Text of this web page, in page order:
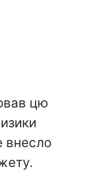
цю
внесло